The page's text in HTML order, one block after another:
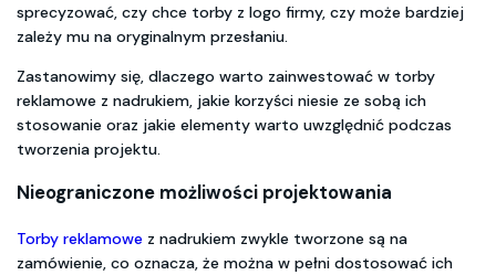
sprecyzować, czy chce torby z logo firmy, czy może bardziej
zależy mu na oryginalnym przesłaniu.
Zastanowimy się, dlaczego warto zainwestować w torby
reklamowe z nadrukiem, jakie korzyści niesie ze sobą ich
stosowanie oraz jakie elementy warto uwzględnić podczas
tworzenia projektu.
Nieograniczone możliwości projektowania
Torby reklamowe z nadrukiem zwykle tworzone są na
zamówienie, co oznacza, że można w pełni dostosować ich